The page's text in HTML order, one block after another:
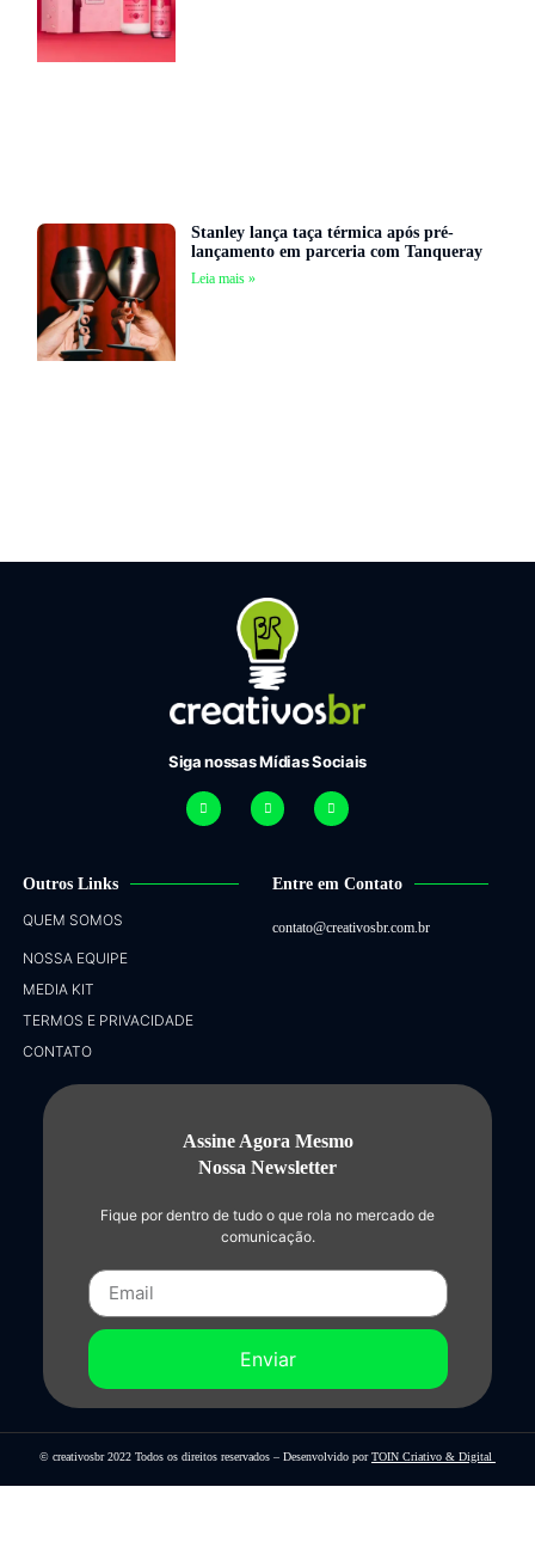
Stanley lança taça térmica após pré-
lançamento em parceria com Tanqueray
Leia mais »
Siga nossas Mídias Sociais
Outros Links
QUEM SOMOS
NOSSA EQUIPE
MEDIA KIT
TERMOS E PRIVACIDADE
CONTATO
Entre em Contato
contato@creativosbr.com.br
Assine Agora Mesmo
Nossa Newsletter
Fique por dentro de tudo o que rola no mercado de
comunicação.
Enviar
© creativosbr 2022 Todos os direitos reservados – Desenvolvido porTOIN Criativo & Digital